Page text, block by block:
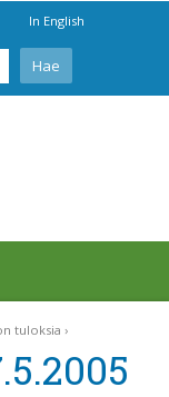
In English
tuloksia